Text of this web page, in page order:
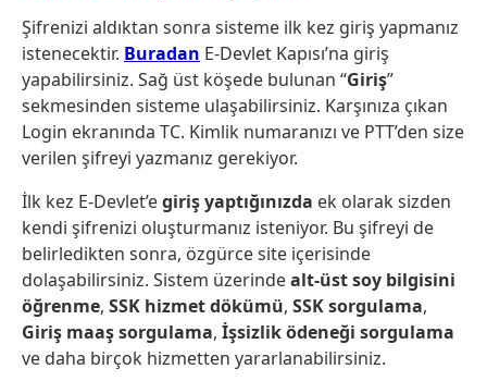
Şifrenizi aldıktan sonra sisteme ilk kez giriş yapmanız
istenecektir. Buradan E-Devlet Kapısı’na giriş
yapabilirsiniz. Sağ üst köşede bulunan “Giriş”
sekmesinden sisteme ulaşabilirsiniz. Karşınıza çıkan
Login ekranında TC. Kimlik numaranızı ve PTT’den size
verilen şifreyi yazmanız gerekiyor.
İlk kez E-Devlet’egiriş yaptığınızda ek olarak sizden
kendi şifrenizi oluşturmanız isteniyor. Bu şifreyi de
belirledikten sonra, özgürce site içerisinde
dolaşabilirsiniz. Sistem üzerindealt-üst soy bilgisini
öğrenme, SSK hizmet dökümü, SSK sorgulama,
Giriş maaş sorgulama, İşsizlik ödeneği sorgulama
ve daha birçok hizmetten yararlanabilirsiniz.